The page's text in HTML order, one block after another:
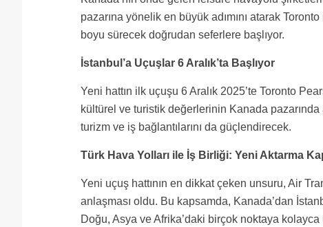
pazarına yönelik en büyük adımını atarak Toronto
boyu sürecek doğrudan seferlere başlıyor.
İstanbul’a Uçuşlar 6 Aralık’ta Başlıyor
Yeni hattın ilk uçuşu 6 Aralık 2025’te Toronto
kültürel ve turistik değerlerinin Kanada
turizm ve iş bağlantılarını da güçlendirecek.
Türk Hava Yolları ile İş Birliği: Yeni Aktarma
Yeni uçuş hattının en dikkat çeken unsuru, Air
anlaşması oldu. Bu kapsamda, Kanada’dan
Doğu, Asya ve Afrika’daki birçok noktaya